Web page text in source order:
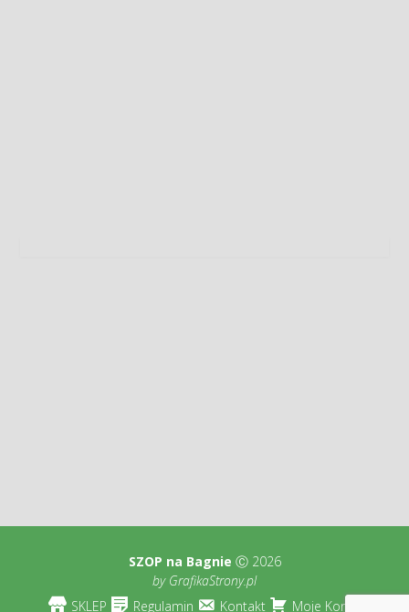
SZOP na Bagnie Ⓒ 2026
byGrafikaStrony.pl
SKLEP
Regulamin Kontakt Moje Konto